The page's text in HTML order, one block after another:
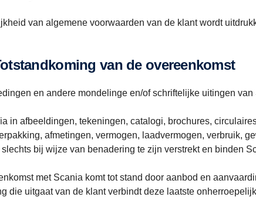
van algemene voorwaarden van de klant wordt
van de overeenkomst
en andere mondelinge en/of schriftelijke uitingen
in afbeeldingen, tekeningen, catalogi, brochures,
afmetingen, vermogen, laadvermogen, verbruik,
bij wijze van benadering te zijn verstrekt en binden
met Scania komt tot stand door aanbod en
die uitgaat van de klant verbindt deze laatste